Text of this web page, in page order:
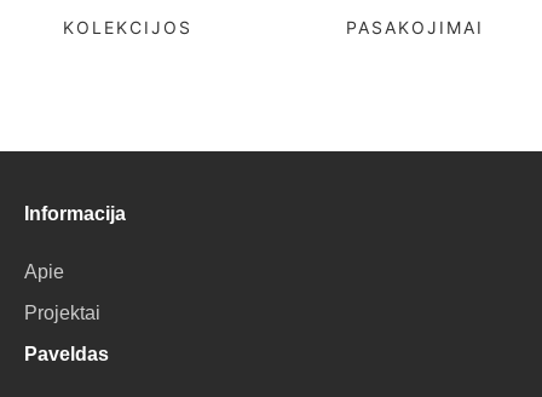
KOLEKCIJOS PASAKOJIMAI
Informacija
Apie
Projektai
Paveldas